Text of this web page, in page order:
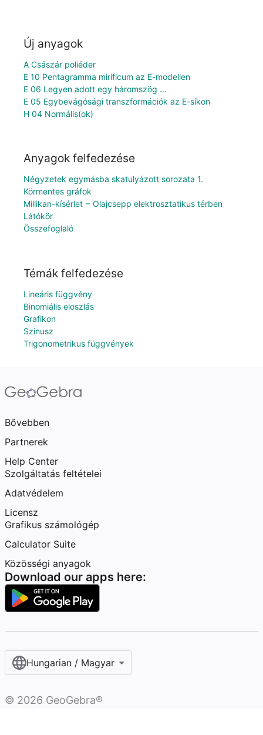
Új anyagok
A Császár poliéder
E 10 Pentagramma mirificum az E-modellen
E 06 Legyen adott egy háromszög ...
E 05 Egybevágósági transzformációk az E-síkon
H 04 Normális(ok)
Anyagok felfedezése
Négyzetek egymásba skatulyázott sorozata 1.
Körmentes gráfok
Millikan-kísérlet − Olajcsepp elektrosztatikus térben
Látókör
Összefoglaló
Témák felfedezése
Lineáris függvény
Binomiális eloszlás
Grafikon
Szinusz
Trigonometrikus függvények
Bővebben
Partnerek
Help Center
Szolgáltatás feltételei
Adatvédelem
Licensz
Grafikus számológép
Calculator Suite
Közösségi anyagok
Download our apps here:
Hungarian / Magyar‎
© 2026 GeoGebra®